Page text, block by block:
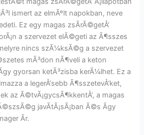
ismert az elmÃºlt napokban, neve
Ez egy magas zsÃ­rÃ©getÅ‘
a szervezet elÃ©geti az Ã¶sszes
nincs szÃ¼ksÃ©g a szervezet
mÃ³don nÃ¶veli a keton
gyorsan ketÃ³zisba kerÃ¼lhet. Ez a
a legerÅ‘sebb Ã¶sszetevÅ‘ket,
az Ã©tvÃ¡gycsÃ¶kkentÅ‘, a magas
javÃ­tÃ¡sÃ¡ban Ã©s Ã­gy
Ãr.